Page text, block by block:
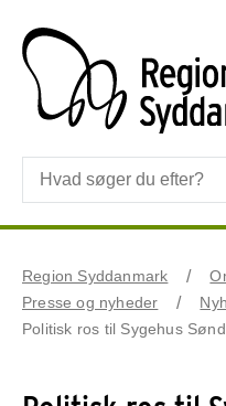
Region Syddanmark
Presse og nyheder
Politisk ros til Sygehus